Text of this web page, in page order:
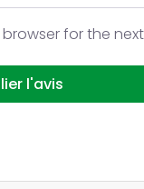
for the